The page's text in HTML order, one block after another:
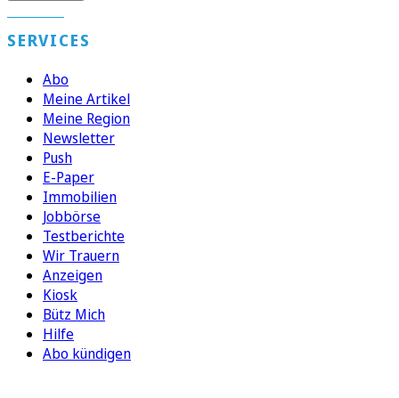
SERVICES
Abo
Meine Artikel
Meine Region
Newsletter
Push
E-Paper
Immobilien
Jobbörse
Testberichte
Wir Trauern
Anzeigen
Kiosk
Bütz Mich
Hilfe
Abo kündigen